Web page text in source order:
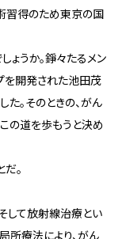
習得のため東京の国
ょうか。錚々たるメン
を開発された池田茂
。そのときの、がん
の道を歩もうと決め
。
して放射線治療とい
所療法により、がん